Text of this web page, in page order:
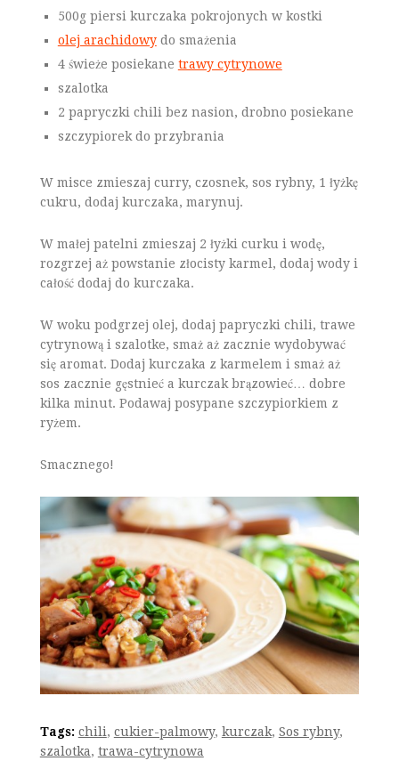
500g piersi kurczaka pokrojonych w kostki
olej arachidowydo smażenia
4 świeże posiekane trawy cytrynowe
szalotka
2 papryczki chili bez nasion, drobno posiekane
szczypiorek do przybrania
W misce zmieszaj curry, czosnek, sos rybny, 1 łyżkę
cukru, dodaj kurczaka, marynuj.
W małej patelni zmieszaj 2 łyżki curku i wodę,
rozgrzej aż powstanie złocisty karmel, dodaj wody i
całość dodaj do kurczaka.
W woku podgrzej olej, dodaj papryczki chili, trawe
cytrynową i szalotke, smaż aż zacznie wydobywać
się aromat. Dodaj kurczaka z karmelem i smaż aż
sos zacznie gęstnieć a kurczak brązowieć… dobre
kilka minut. Podawaj posypane szczypiorkiem z
ryżem.
Smacznego!
Tags: chili, cukier-palmowy, kurczak, Sos rybny,
szalotka, trawa-cytrynowa